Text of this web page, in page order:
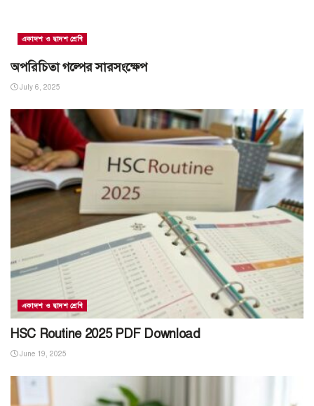
একাদশ ও দ্বাদশ শ্রেণি
অপরিচিতা গল্পের সারসংক্ষেপ
July 6, 2025
একাদশ ও দ্বাদশ শ্রেণি
HSC Routine 2025 PDF Download
June 19, 2025